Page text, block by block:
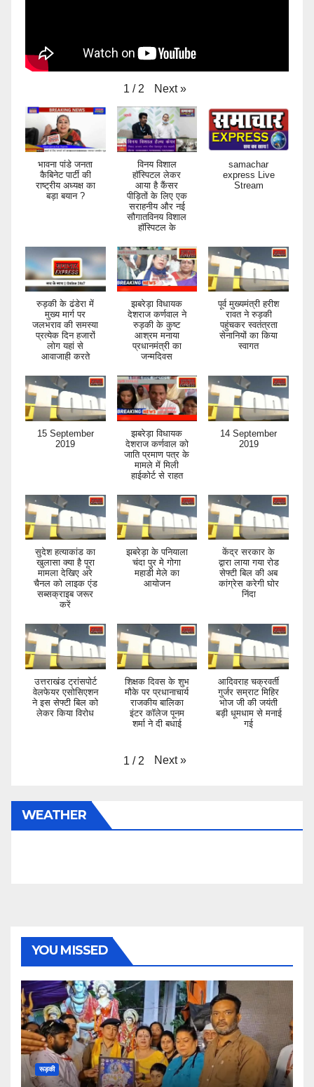
1 / 2 Next »
भावना पांडे जनता
कैबिनेट पार्टी की
राष्ट्रीय अध्यक्ष का
बड़ा बयान ?
विनय विशाल
हॉस्पिटल लेकर
आया है कैंसर
पीड़ितों के लिए एक
सराहनीय और नई
सौगातविनय विशाल
हॉस्पिटल के
samachar
express Live
Stream
रुड़की के ढंडेरा में
मुख्य मार्ग पर
जलभराव की समस्या
प्रत्येक दिन हजारों
लोग यहां से
आवाजाही करते
झबरेड़ा विधायक
देशराज कर्णवाल ने
रुड़की के कुष्ट
आश्रम मनाया
प्रधानमंत्री का
जन्मदिवस
पूर्व मुख्यमंत्री हरीश
रावत ने रुड़की
पहुंचकर स्वतंत्रता
सेनानियों का किया
स्वागत
15 September
2019
झबरेड़ा विधायक
देशराज कर्णवाल को
जाति प्रमाण पत्र के
मामले में मिली
हाईकोर्ट से राहत
14 September
2019
सुदेश हत्याकांड का
खुलासा क्या है पूरा
मामला देखिए अरे
चैनल को लाइक एंड
सब्सक्राइब जरूर
करें
झबरेड़ा के पनियाला
चंदा पुर मे गोगा
महाडी मेले का
आयोजन
केंद्र सरकार के
द्वारा लाया गया रोड
सेफ्टी बिल की अब
कांग्रेस करेगी घोर
निंदा
उत्तराखंड ट्रांसपोर्ट
वेलफेयर एसोसिएशन
ने इस सेफ्टी बिल को
लेकर किया विरोध
शिक्षक दिवस के शुभ
मौके पर प्रधानाचार्य
राजकीय बालिका
इंटर कॉलेज पूनम
शर्मा ने दी बधाई
आदिवराह चक्रवर्ती
गुर्जर सम्राट मिहिर
भोज जी की जयंती
बड़ी धूमधाम से मनाई
गई
1 / 2 Next »
WEATHER
YOU MISSED
रूड़की